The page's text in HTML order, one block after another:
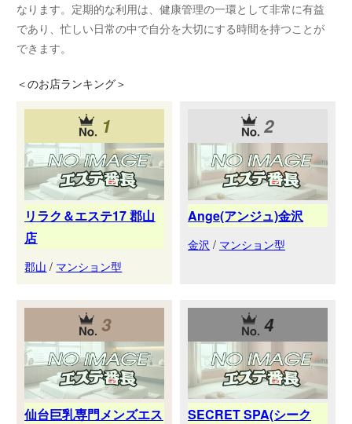
なります。定期的な利用は、健康管理の一環として非常に有益
であり、忙しい日常の中で自分を大切にする時間を持つことが
できます。
＜のお店ランキング＞
1
リラク＆エステ17 郡山
店
郡山 / マンション型
2
Ange(アンジュ)金沢
金沢 / マンション型
3
仙台巨乳専門メンズエス
4
SECRET SPA(シーク